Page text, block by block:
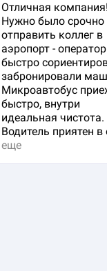
Отличная компания!
Нужно было срочно
отправить коллег в
аэропорт - оператор
быстро
забронировали
Микроавтобус
быстро, внутри
идеальная чистота.
Водитель приятен в
еще